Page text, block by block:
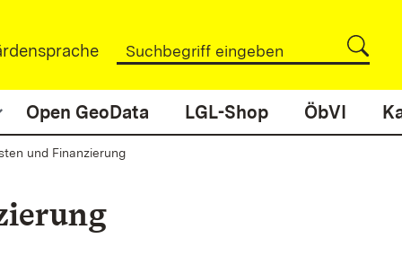
Open GeoData LGL-Shop ÖbVI
und Finanzierung